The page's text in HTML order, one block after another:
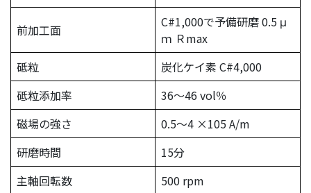
前加⼯⾯
C#1,000で予備研磨 0.5 μ
ｍ Ｒmax
砥粒
炭化ケイ素 C#4,000
砥粒添加率
36〜46 vol％
磁場の強さ
0.5〜4 ×105 A/m
研磨時間
15分
主軸回転数
500 rpm